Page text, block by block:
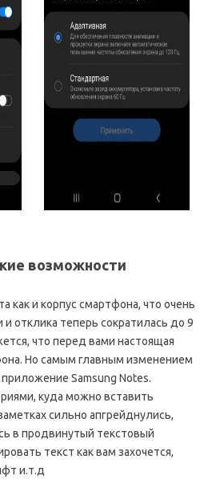
возможности
как и корпус смартфона, что очень
и отклика теперь сократилась до 9
что перед вами настоящая
Но самым главным изменением
Samsung Notes.
куда можно вставить
сильно апгрейднулись,
в продвинутый текстовый
текст как вам захочется,
и.т.д